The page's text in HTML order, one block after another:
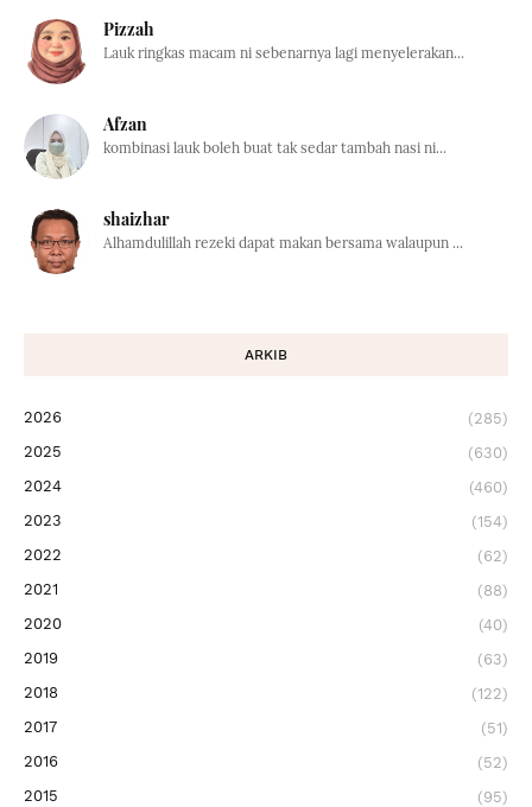
Pizzah
Lauk ringkas macam ni sebenarnya lagi menyelerakan...
Afzan
kombinasi lauk boleh buat tak sedar tambah nasi ni...
shaizhar
Alhamdulillah rezeki dapat makan bersama walaupun ...
ARKIB
2026
(285)
2025
(630)
2024
(460)
2023
(154)
2022
(62)
2021
(88)
2020
(40)
2019
(63)
2018
(122)
2017
(51)
2016
(52)
2015
(95)